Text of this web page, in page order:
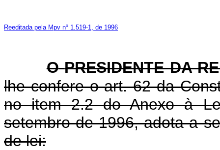
Reeditada pela Mpv nº 1.519-1, de 1996
O PRESIDENTE DA
lhe confere o art. 62 da
no item 2.2 do Anexo à
setembro de 1996, adota a
de lei: